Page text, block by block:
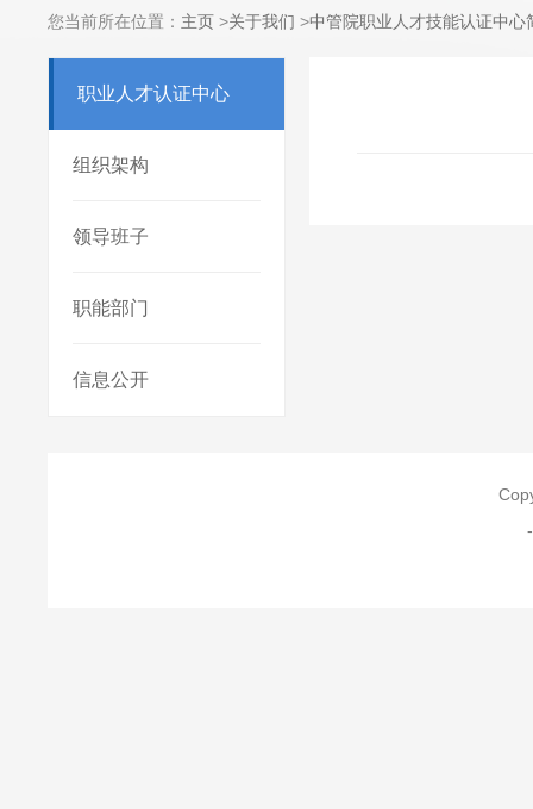
您当前所在位置： 主页 >关于我们 >中管院职业人才技能认证中心
职业人才认证中心
组织架构
领导班子
职能部门
信息公开